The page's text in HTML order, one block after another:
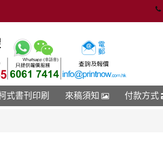
式書刊印刷 來稿須知 付款方式